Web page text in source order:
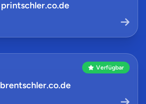
printschler.co.de
Verfügbar
brentschler.co.de